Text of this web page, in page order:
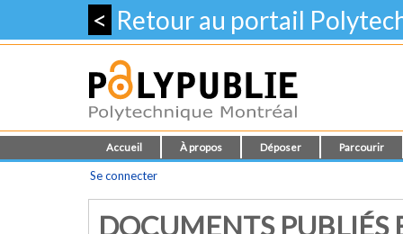
< Retour au portail
Accueil À propos Déposer Parcourir
Se connecter
DOCUMENTS PUBLIÉS